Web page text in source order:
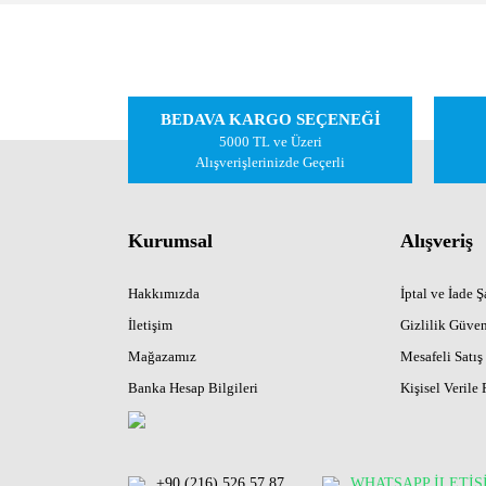
Ürün resmi kalitesiz, bozuk veya görüntülenemiyor.
Ürün açıklamasında eksik bilgiler bulunuyor.
Ürün bilgilerinde hatalar bulunuyor.
Ürün fiyatı diğer sitelerden daha pahalı.
BEDAVA KARGO SEÇENEĞİ
5000 TL ve Üzeri
Alışverişlerinizde Geçerli
Kurumsal
Hakkımızda
İletişim
Mağazamız
Banka Hesap Bilgileri
Alışveriş
İptal ve İade
Gizlilik
Mesafeli
Kişisel Verile